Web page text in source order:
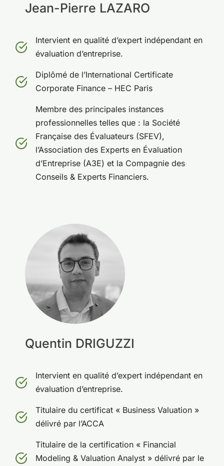
Jean-Pierre LAZARO
Intervient en qualité d’expert indépendant en
évaluation d’entreprise.
Diplômé de l’International Certificate
Corporate Finance – HEC Paris
Membre des principales instances
professionnelles telles que : la Société
Française des Évaluateurs (SFEV),
l’Association des Experts en Évaluation
d’Entreprise (A3E) et la Compagnie des
Conseils & Experts Financiers.
Quentin DRIGUZZI
Intervient en qualité d’expert indépendant en
évaluation d’entreprise.
Titulaire du certificat « Business Valuation »
délivré par l’ACCA
Titulaire de la certification « Financial
Modeling & Valuation Analyst » délivré par le